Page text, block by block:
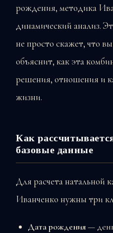
рождения, методика
динамический анализ.
не просто скажет, что
объяснит, как эта
решения, отношения и
жизни.
Как
базовые данные
Для расчета натальной
Иванченко нужны три
Дата рождения—